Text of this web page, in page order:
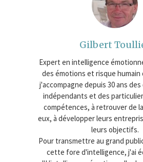
Gilbert
Expert en intelligence
des émotions et risque
j'accompagne depuis 30 ans
indépendants et des
compétences, à retrouver de
eux, à développer leurs
leurs objectifs.
Pour transmettre au grand
cette fore d'intelligence, j'ai